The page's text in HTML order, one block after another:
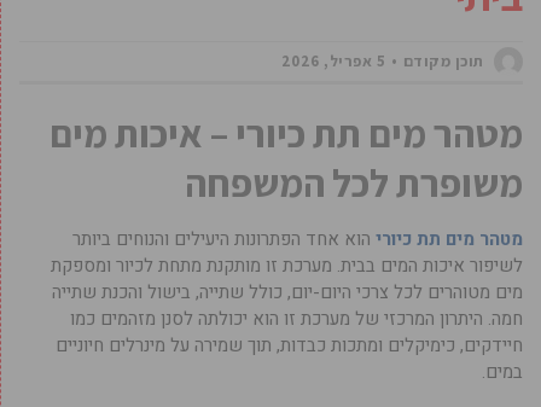
תוכן מקודם 5 אפריל, 2026
מטהר מים תת כיורי – איכות מים
משופרת לכל המשפחה
מטהר מים תת כיורי הוא אחד הפתרונות היעילים והנוחים ביותר
לשיפור איכות המים בבית. מערכת זו מותקנת מתחת לכיור ומספקת
מים מטוהרים לכל צרכי היום-יום, כולל שתייה, בישול והכנת שתייה
חמה. היתרון המרכזי של מערכת זו הוא יכולתה לסנן מזהמים כמו
חיידקים, כימיקלים ומתכות כבדות, תוך שמירה על מינרלים חיוניים
במים.